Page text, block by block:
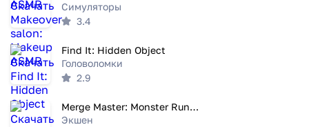
Симуляторы
3.4
Find It: Hidden Object
Головоломки
2.9
Merge Master: Monster Run 3D
Экшен